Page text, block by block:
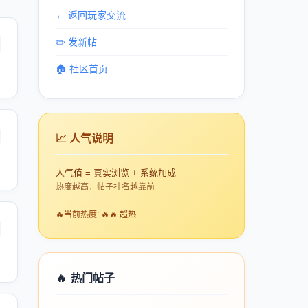
← 返回玩家交流
✏️ 发新帖
🏠 社区首页
📈 人气说明
人气值 = 真实浏览 + 系统加成
热度越高，帖子排名越靠前
🔥 当前热度: 🔥🔥 超热
🔥 热门帖子